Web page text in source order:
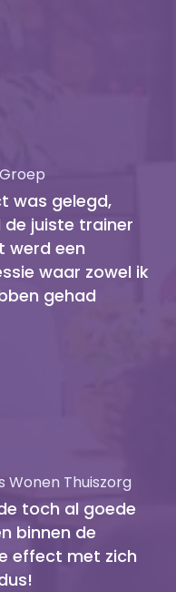
was gelegd,
de juiste trainer
werd een
waar zowel ik
gehad
Wonen Thuiszorg
toch al goede
binnen de
effect met zich